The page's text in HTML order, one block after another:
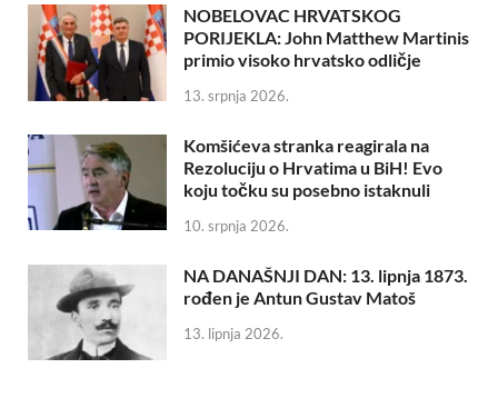
NOBELOVAC HRVATSKOG
PORIJEKLA: John Matthew Martinis
primio visoko hrvatsko odličje
13. srpnja 2026.
Komšićeva stranka reagirala na
Rezoluciju o Hrvatima u BiH! Evo
koju točku su posebno istaknuli
10. srpnja 2026.
NA DANAŠNJI DAN: 13. lipnja 1873.
rođen je Antun Gustav Matoš
13. lipnja 2026.